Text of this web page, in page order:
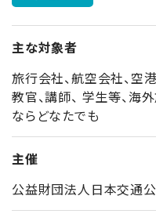
主な対象者
旅行会社、航空会社、空
教官、講師、 学生等、
ならどなたでも
主催
公益財団法人日本交通